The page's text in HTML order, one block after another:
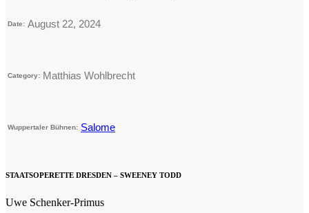
Date: August 22, 2024
Category: Matthias Wohlbrecht
Wuppertaler Bühnen: Salome
STAATSOPERETTE DRESDEN – SWEENEY TODD
Uwe Schenker-Primus